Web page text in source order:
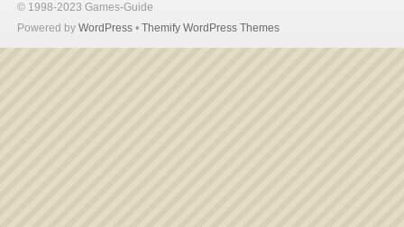
© 1998-2023 Games-Guide
Powered by WordPress • Themify WordPress Themes